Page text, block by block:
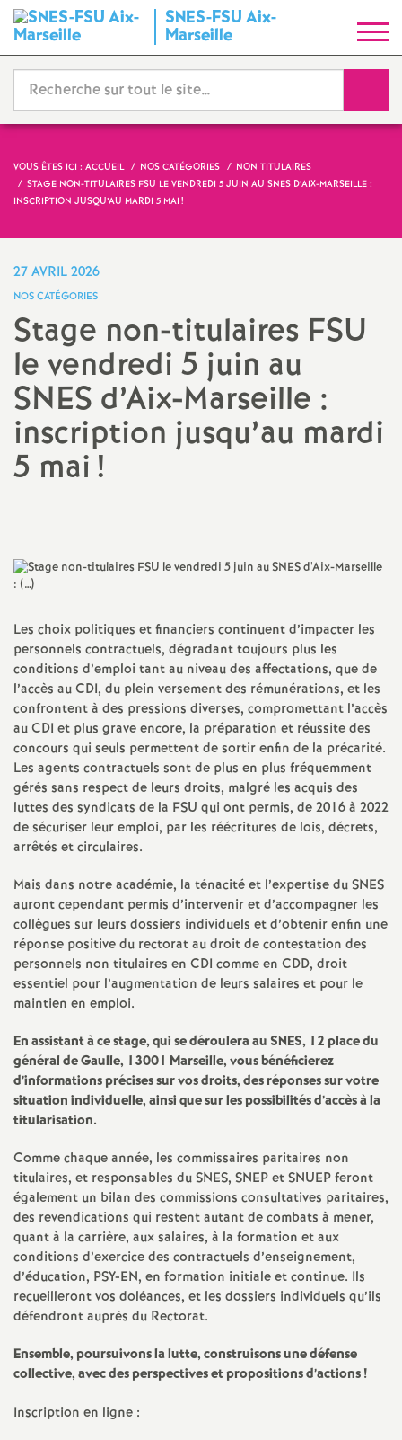
SNES-FSU Aix-
Marseille
y
n
d
t
N
a
o
n
a
l
d
e
E
n
s
e
i
n
e
m
e
n
VOUS ÊTES ICI : ACCUEIL NOS CATÉGORIES
NON TITULAIRES
STAGE NON-TITULAIRES FSU LE VENDREDI 5 JUIN AU SNES D’AIX-MARSEILLE :
INSCRIPTION JUSQU’AU MARDI 5 MAI!
27 AVRIL 2026
NOS CATÉGORIES
Stage non-titulaires FSU
le vendredi 5 juin au
SNES d’Aix-Marseille :
inscription jusqu’au mardi
5 mai!
Les choix politiques et financiers continuent d’impacter les
personnels contractuels, dégradant toujours plus les
conditions d’emploi tant au niveau des affectations, que de
l’accès au CDI, du plein versement des rémunérations, et les
confrontent à des pressions diverses, compromettant l’accès
au CDI et plus grave encore, la préparation et réussite des
concours qui seuls permettent de sortir enfin de la précarité.
Les agents contractuels sont de plus en plus fréquemment
gérés sans respect de leurs droits, malgré les acquis des
luttes des syndicats de la FSU qui ont permis, de 2016 à 2022
de sécuriser leur emploi, par les réécritures de lois, décrets,
arrêtés et circulaires.
Mais dans notre académie, la ténacité et l’expertise du SNES
auront cependant permis d’intervenir et d’accompagner les
collègues sur leurs dossiers individuels et d’obtenir enfin une
réponse positive du rectorat au droit de contestation des
personnels non titulaires en CDI comme en CDD, droit
essentiel pour l’augmentation de leurs salaires et pour le
maintien en emploi.
En assistant à ce stage, qui se déroulera au SNES, 12 place du
général de Gaulle, 13001 Marseille, vous bénéficierez
d’informations précises sur vos droits, des réponses sur votre
situation individuelle, ainsi que sur les possibilités d’accès à la
titularisation.
Comme chaque année, les commissaires paritaires non
titulaires, et responsables du SNES, SNEP et SNUEP feront
également un bilan des commissions consultatives paritaires,
des revendications qui restent autant de combats à mener,
quant à la carrière, aux salaires, à la formation et aux
conditions d’exercice des contractuels d’enseignement,
d’éducation, PSY-EN, en formation initiale et continue. Ils
recueilleront vos doléances, et les dossiers individuels qu’ils
défendront auprès du Rectorat.
Ensemble, poursuivons la lutte, construisons une défense
collective, avec des perspectives et propositions d’actions!
Inscription en ligne :